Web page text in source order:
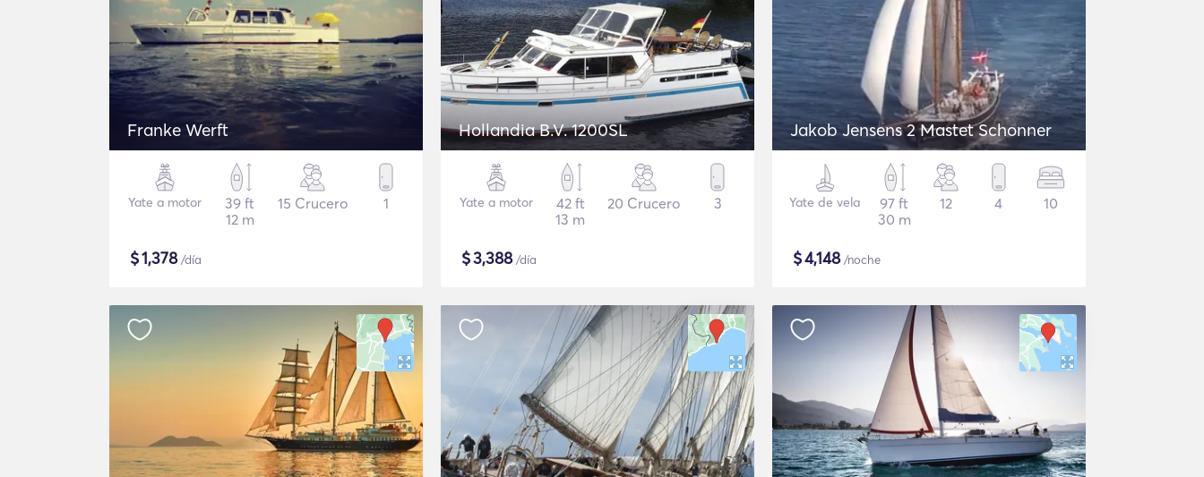
Franke Werft
Yate a motor
39 ft
12 m
15 Crucero 1
$1,378/día
Hollandia B.V. 1200SL
Yate a motor
42 ft
13 m
20 Crucero 3
$3,388/día
Jakob Jensens 2 Mastet Schonner
Yate de vela
97 ft
30 m
12 4 10
$4,148/noche